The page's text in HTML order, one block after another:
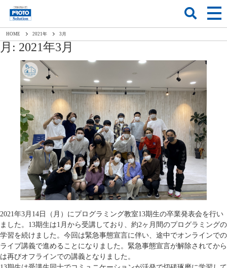
HOME 2021年 3 月
月: 2021年3月
2021年3月14日（月）にプログラミング教室13期生の卒業発表会を行い
ました。13期生は1月から受講しており、約2ヶ月間のプログラミングの
学習を続けました。今回は緊急事態宣言に伴い、途中でオンラインでの
ライブ講義で進めることになりました。緊急事態宣言が解除されてから
は再びオフラインでの講義となりました。